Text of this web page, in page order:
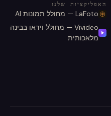
האפליקציות שלנו
LaFoto — מחולל תמונות AI
Vivideo — מחולל וידאו בבינה
מלאכותית